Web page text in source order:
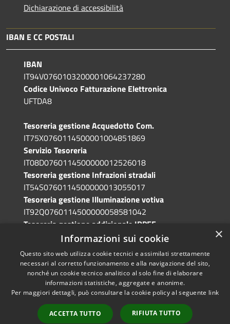
Dichiarazione di accessibilità
IBAN E CC POSTALI
IBAN
IT94V0760103200001064237280
Codice Univoco Fatturazione Elettronica
UFTDA8
Tesoreria gestione Acquedotto Com.
IT75X0760114500001004851869
Servizio Tesoreria
IT08D0760114500000012526018
Tesoreria gestione Infrazioni stradali
IT54S0760114500000013055017
Tesoreria gestione Illuminazione votiva
IT92Q0760114500000058581042
Tesoreria gestione addizionale IRPEF
IT71A0760114500000086341765
Accessibilità
Copyright © 2026 • Comune di
Grotte di Castro • Powered by
Municipium•
Accesso
×
Informazioni sui cookie
Questo sito web utilizza cookie tecnici e assimilati strettamente
necessari al corretto funzionamento e alla navigazione del sito,
nonché un cookie tecnico analitico al solo fine di elaborare
informazioni statistiche, aggregate e anonime.
Per maggiori dettagli, può consultare la cookie policy al seguente link
ACCETTA TUTTO RIFIUTA TUTTO